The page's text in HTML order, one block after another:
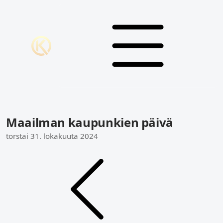
Maailman kaupunkien päivä
torstai 31. lokakuuta 2024